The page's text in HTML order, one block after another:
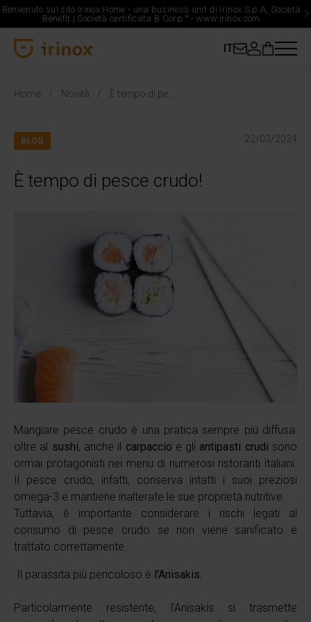
Benvenuto sul sito Irinox Home - una business unit di Irinox S.p.A, Società
Benefit | Società certificata B Corp ™-www.irinox.com
IT
Home Novità
BLOG 22/03/2024
È tempo di pesce crudo!
Mangiare pesce crudo è una pratica sempre più diffusa:
oltre al sushi, anche il carpaccio e gli antipasti crudi sono
ormai protagonisti nei menu di numerosi ristoranti italiani.
Il pesce crudo, infatti, conserva intatti i suoi preziosi
omega-3 e mantiene inalterate le sue proprietà nutritive.
Tuttavia, è importante considerare i rischi legati al
consumo di pesce crudo se non viene sanificato e
trattato correttamente.
Il parassita più pericoloso è l'Anisakis.
Particolarmente resistente, l'Anisakis si trasmette